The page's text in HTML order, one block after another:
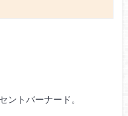
ントバーナード。